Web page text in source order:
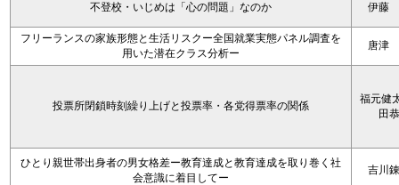
不登校・いじめは「心の問題」なのか 伊藤
フリーランスの家族形態と生活リスクー全国就業実態パネル調査を
用いた潜在クラス分析ー
唐津
投票所閉鎖時刻繰り上げと投票率・各党得票率の関係
福元健
田
ひとり親世帯出身者の男女格差ー教育達成と教育達成を取り巻く社
会意識に着目してー
吉川